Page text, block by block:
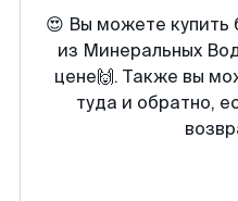
😍 Вы можете купить
из Минеральных
цене🙌. Также вы
туда и обратно,